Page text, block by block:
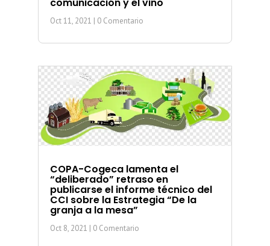
comunicación y el vino
Oct 11, 2021 | 0 Comentario
COPA-Cogeca lamenta el
“deliberado” retraso en
publicarse el informe técnico del
CCI sobre la Estrategia “De la
granja a la mesa”
Oct 8, 2021 | 0 Comentario